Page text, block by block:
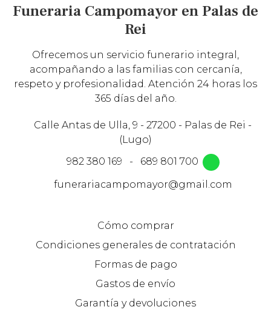
Funeraria Campomayor en Palas de
Rei
Ofrecemos un servicio funerario integral,
acompañando a las familias con cercanía,
respeto y profesionalidad. Atención 24 horas los
365 días del año.
Calle Antas de Ulla, 9 - 27200 - Palas de Rei -
(Lugo)
982 380 169
-
689 801 700
funerariacampomayor@gmail.com
Cómo comprar
Condiciones generales de contratación
Formas de pago
Gastos de envío
Garantía y devoluciones